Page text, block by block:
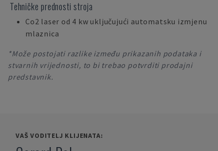
Tehničke prednosti stroja
Co2 laser od 4 kw uključujući automatsku izmjenu
mlaznica
*Može postojati razlike između prikazanih podataka i
stvarnih vrijednosti, to bi trebao potvrditi prodajni
predstavnik.
VAŠ VODITELJ KLIJENATA: